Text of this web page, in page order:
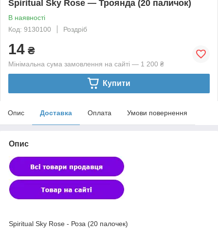
Spiritual Sky Rose — Троянда (20 паличок)
В наявності
Код: 9130100
Роздріб
14 ₴
Мінімальна сума замовлення на сайті — 1 200 ₴
Купити
Опис Доставка Оплата Умови повернення
Опис
Spiritual Sky Rose - Роза (20 палочек)